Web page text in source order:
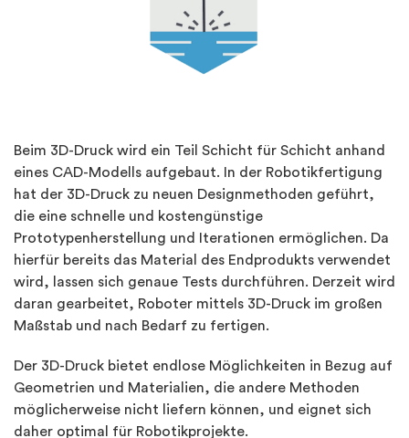
Beim 3D-Druck wird ein Teil Schicht für Schicht anhand
eines CAD-Modells aufgebaut. In der Robotikfertigung
hat der 3D-Druck zu neuen Designmethoden geführt,
die eine schnelle und kostengünstige
Prototypenherstellung und Iterationen ermöglichen. Da
hierfür bereits das Material des Endprodukts verwendet
wird, lassen sich genaue Tests durchführen. Derzeit wird
daran gearbeitet, Roboter mittels 3D-Druck im großen
Maßstab und nach Bedarf zu fertigen.
Der 3D-Druck bietet endlose Möglichkeiten in Bezug auf
Geometrien und Materialien, die andere Methoden
möglicherweise nicht liefern können, und eignet sich
daher optimal für Robotikprojekte.